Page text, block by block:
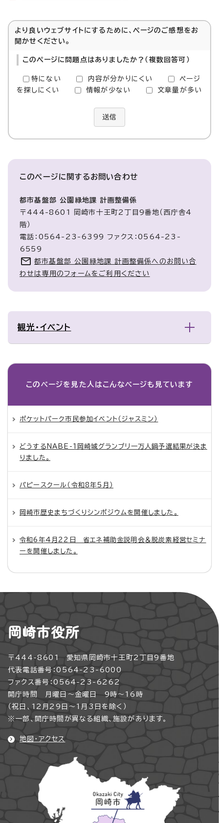
より良いウェブサイトにするために、ページのご感想をお
聞かせください。
このページに問題点はありましたか？（複数回答可）
特にない 内容が分かりにくい
ページ
を探しにくい
情報が少ない 文章量が多い
送信
このページに関するお問い合わせ
都市基盤部 公園緑地課 計画整備係
〒444-8601 岡崎市十王町2丁目9番地（西庁舎4
階）
電話：0564-23-6399 ファクス：0564-23-
6559
都市基盤部 公園緑地課 計画整備係へのお問い合
わせは専用のフォームをご利用ください
観光・イベント
このページを見た人は こんなページも見ています
ポケットパーク市民参加イベント（ジャスミン）
どうするNABE-1岡崎城グランプリ一万人鍋予選結果が決ま
りました。
パピースクール（令和8年5月）
岡崎市歴史まちづくりシンポジウムを開催しました。
令和6年4月22日 省エネ補助金説明会＆脱炭素経営セミナ
ーを開催しました。
岡崎市役所
〒444-8601 愛知県岡崎市十王町2丁目9番地
代表電話番号：0564-23-6000
ファクス番号：0564-23-6262
開庁時間 月曜日～金曜日 9時～16時
（祝日、12月29日～1月3日を除く）
※一部、開庁時間が異なる組織、施設があります。
地図・アクセス